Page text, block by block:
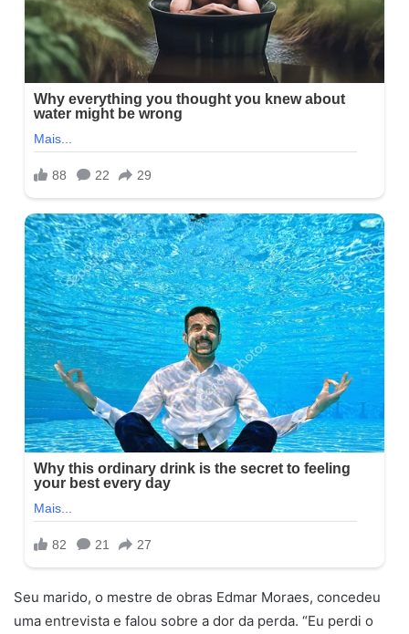
Seu marido, o mestre de obras Edmar Moraes, concedeu
uma entrevista e falou sobre a dor da perda. “Eu perdi o